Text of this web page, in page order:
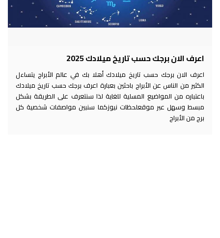
اعرف الان برجك حسب تاريخ ميلادك 2025
اعرف الان برجك حسب تاريخ ميلادك أهلا بك في عالم الأبراج يتساءل
الكثير من الناس عن الأبراج باحثين بعبارة اعرف برجك حسب تاريخ ميلادك
باعتباره من المواضيع المسلية للغاية لذا سنتعرف على الطريقة بشكل
مبسط وسهل عبر موقعلحظات نيوزكما سنبين مواصفات شخصية كل
برج من الأبراج